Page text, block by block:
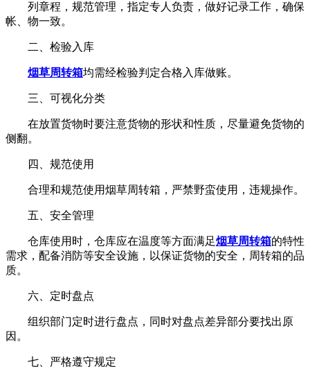
列章程，规范管理，指定专人负责，做好记录工作，确保
帐、物一致。
二、检验入库
烟草周转箱均需经检验判定合格入库做账。
三、可视化分类
在放置货物时要注意货物的形状和性质，尽量避免货物的
侧翻。
四、规范使用
合理和规范使用烟草周转箱，严禁野蛮使用，违规操作。
五、安全管理
仓库使用时，仓库应在温度等方面满足烟草周转箱的特性
需求，配备消防等安全设施，以保证货物的安全，周转箱的品
质。
六、定时盘点
组织部门定时进行盘点，同时对盘点差异部分要找出原
因。
七、严格遵守规定